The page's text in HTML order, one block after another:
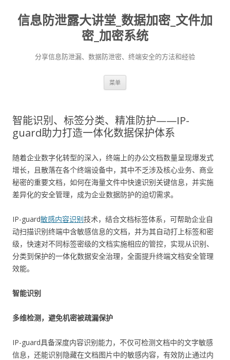
信息防泄露大讲堂_数据加密_文件加
密_加密系统
分享信息防泄漏、数据防泄密、终端安全的方法和经验
菜单
智能识别、标签分类、精准防护——IP-
guard助力打造一体化数据保护体系
随着企业数字化转型的深入，终端上的办公文档数量呈现爆发式
增长，且散落在各个终端设备中，其中不乏涉及核心业务、商业
秘密的重要文档，如何在海量文件中快速识别关键信息，并实施
差异化的安全管理，成为企业数据防护的迫切需求。
IP-guard敏感内容识别技术，结合文档标签体系，可帮助企业自
动扫描识别终端中含敏感信息的文档，并为其自动打上标签和密
级，快速对不同标签密级的文档实施相应的管控，实现从识别、
分类到保护的一体化数据安全治理，全面提升终端文档安全管理
效能。
智能识别
多维检测，避免机密被疏漏保护
IP-guard具备深度内容识别能力，不仅可检测文档中的文字敏感
信息，还能识别隐藏在文档图片中的敏感内容，有效防止通过内